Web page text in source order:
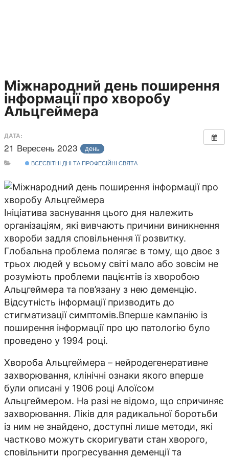
Міжнародний день поширення
інформації про хворобу
Альцгеймера
ДАТА:
21 Вересень 2023 день
ВСЕСВІТНІ ДНІ ТА ПРОФЕСІЙНІ СВЯТА
Ініціатива заснування цього дня належить
організаціям, які вивчають причини виникнення
хвороби задля сповільнення її розвитку.
Глобальна проблема полягає в тому, що двоє з
трьох людей у всьому світі мало або зовсім не
розуміють проблеми пацієнтів із хворобою
Альцгеймера та пов’язану з нею деменцію.
Відсутність інформації призводить до
стигматизації симптомів.Вперше кампанію із
поширення інформації про цю патологію було
проведено у 1994 році.
Хвороба Альцгеймера – нейродегенеративне
захворювання, клінічні ознаки якого вперше
були описані у 1906 році Алоїсом
Альцгеймером. На разі не відомо, що спричиняє
захворювання. Ліків для радикальної боротьби
із ним не знайдено, доступні лише методи, які
частково можуть скоригувати стан хворого,
сповільнити прогресування деменції та